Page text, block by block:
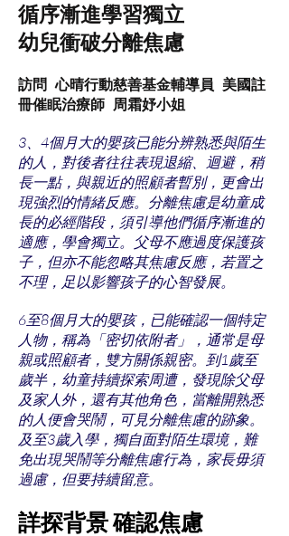
循序漸進學習獨立
幼兒衝破分離焦慮
訪問 心晴行動慈善基金輔導員 美國註
冊催眠治療師 周霜妤小姐
3、4個月大的嬰孩已能分辨熟悉與陌生
的人，對後者往往表現退縮、迴避，稍
長一點，與親近的照顧者暫別，更會出
現強烈的情緒反應。分離焦慮是幼童成
長的必經階段，須引導他們循序漸進的
適應，學會獨立。父母不應過度保護孩
子，但亦不能忽略其焦慮反應，若置之
不理，足以影響孩子的心智發展。
6至8個月大的嬰孩，已能確認一個特定
人物，稱為「密切依附者」，通常是母
親或照顧者，雙方關係親密。到1歲至
歲半，幼童持續探索周遭，發現除父母
及家人外，還有其他角色，當離開熟悉
的人便會哭鬧，可見分離焦慮的跡象。
及至3歲入學，獨自面對陌生環境，難
免出現哭鬧等分離焦慮行為，家長毋須
過慮，但要持續留意。
詳探背景 確認焦慮